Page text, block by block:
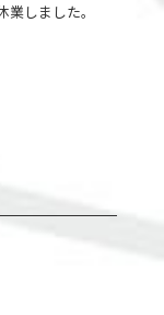
しました。